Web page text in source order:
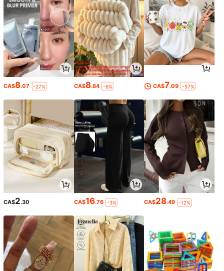
CA$8.07 -27% CA$8.84 -6% CA$7.09 -57%
CA$2.30 CA$16.76 -3% CA$28.49 -12%